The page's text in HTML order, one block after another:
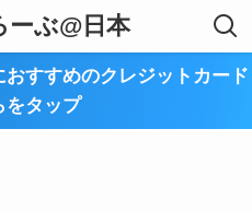
ーぶ@日本
すすめのクレジットカード
をタップ